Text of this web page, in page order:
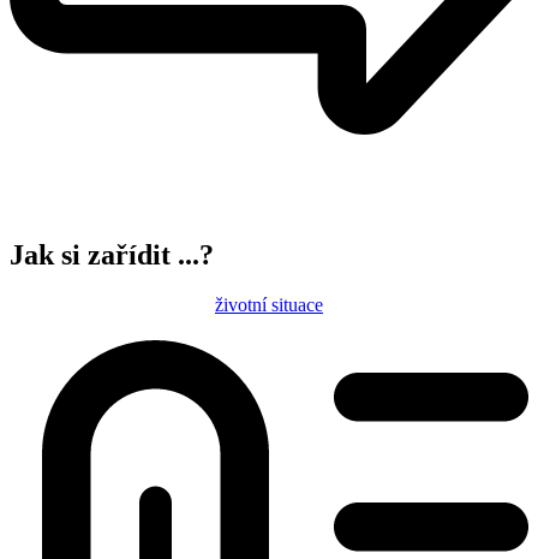
Jak si zařídit ...?
životní situace